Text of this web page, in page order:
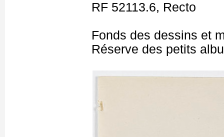
RF 52113.6, Recto
Fonds des dessins et
Réserve des petits